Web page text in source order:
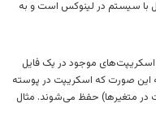
با سیستم در لینوکس است و به
اسکریپت‌های موجود در یک فایل
این صورت که اسکریپت در پوسته
در متغیرها) حفظ می‌شوند. مثال